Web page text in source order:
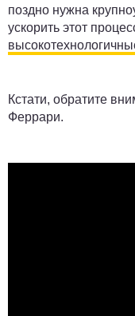
поздно нужна
ускорить этот
Кстати, обратите
Феррари.